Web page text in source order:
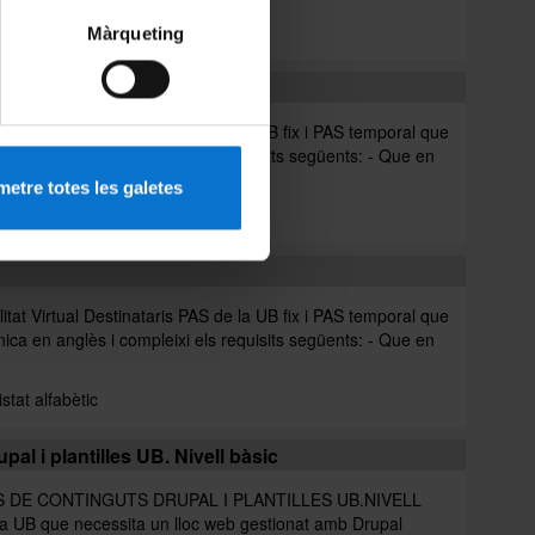
Màrqueting
totes les galetes
Llistat alfabètic
Virtual Destinataris PAS de la UB fix i PAS temporal que
en anglès i compleixi els requisits següents: - Que en
Virtual Destinataris PAS de la UB fix i PAS temporal que
en anglès i compleixi els requisits següents: - Que en
alfabètic
i plantilles UB. Nivell bàsic
CONTINGUTS DRUPAL I PLANTILLES UB.NIVELL
UB que necessita un lloc web gestionat amb Drupal